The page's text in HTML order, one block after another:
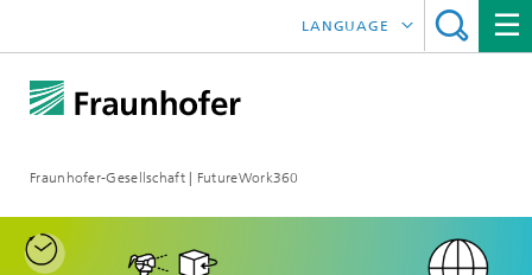
Fraunhofer-Gesellschaft | FutureWork360
LANGUAGE